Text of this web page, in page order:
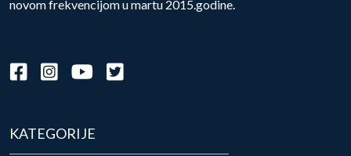
novom frekvencijom u martu 2015.godine.
KATEGORIJE